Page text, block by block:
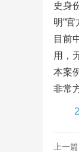
史身
明”
目前
用，
本案
非常
上一